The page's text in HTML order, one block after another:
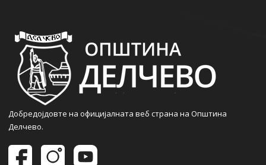
Добредојдовте на официјалната веб страна на Општина
Делчево.